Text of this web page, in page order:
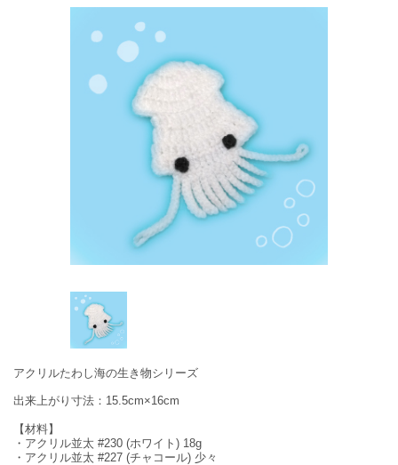
アクリルたわし海の生き物シリーズ
出来上がり寸法：15.5cm×16cm
【材料】
・アクリル並太 #230 (ホワイト) 18g
・アクリル並太 #227 (チャコール) 少々